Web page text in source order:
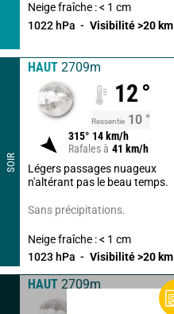
Neige fraîche : < 1 cm
1022hPa Visibilité>20km
SOIR
HAUT 2709m
12 °
Ressentie 10 °
315° 14km/h
Rafales à 41 km/h
Légers passages nuageux
n'altérant pas le beau temps.
Sans précipitations.
Neige fraîche : < 1 cm
1023 hPa Visibilité>20 km
HAUT 2709m